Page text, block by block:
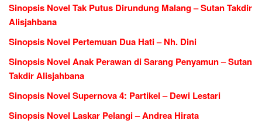
Sinopsis Novel Tak Putus Dirundung Malang – Sutan Takdir
Alisjahbana
Sinopsis Novel Pertemuan Dua Hati – Nh. Dini
Sinopsis Novel Anak Perawan di Sarang Penyamun – Sutan
Takdir Alisjahbana
Sinopsis Novel Supernova 4: Partikel – Dewi Lestari
Sinopsis Novel Laskar Pelangi – Andrea Hirata